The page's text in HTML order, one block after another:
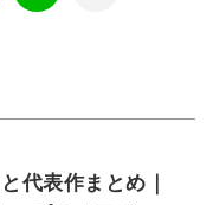
代表作まとめ｜